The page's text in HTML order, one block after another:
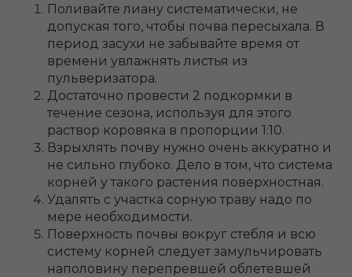
Поливайте лиану систематически, не
допуская того, чтобы почва пересыхала. В
период засухи не забывайте время от
времени увлажнять листья из
пульверизатора.
Достаточно провести 2 подкормки в
течение сезона, используя для этого
раствор коровяка в пропорции 1:10.
Взрыхлять почву нужно очень аккуратно и
не сильно глубоко. Дело в том, что система
корней у такого растения поверхностная.
Удалять с участка сорную траву надо по
мере необходимости.
Поверхность почвы вокруг стебля и всю
систему корней следует замульчировать
наполовину перепревшей облетевшей